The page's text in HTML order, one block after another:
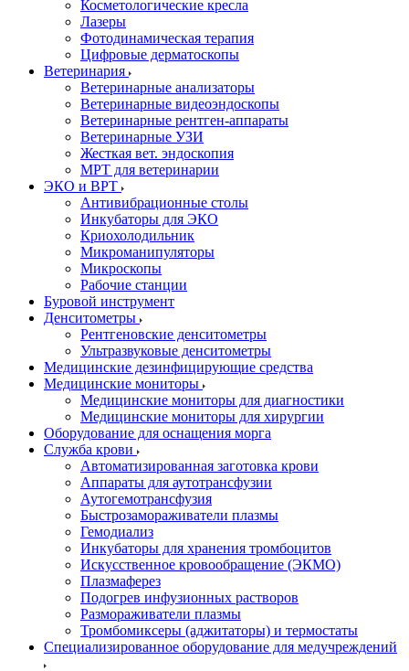
Косметологические кресла
Лазеры
Фотодинамическая терапия
Цифровые дерматоскопы
Ветеринария
Ветеринарные анализаторы
Ветеринарные видеоэндоскопы
Ветеринарные рентген-аппараты
Ветеринарные УЗИ
Жесткая вет. эндоскопия
МРТ для ветеринарии
ЭКО и ВРТ
Антивибрационные столы
Инкубаторы для ЭКО
Криохолодильник
Микроманипуляторы
Микроскопы
Рабочие станции
Буровой инструмент
Денситометры
Рентгеновские денситометры
Ультразвуковые денситометры
Медицинские дезинфицирующие средства
Медицинские мониторы
Медицинские мониторы для диагностики
Медицинские мониторы для хирургии
Оборудование для оснащения морга
Служба крови
Автоматизированная заготовка крови
Аппараты для аутотрансфузии
Аутогемотрансфузия
Быстрозамораживатели плазмы
Гемодиализ
Инкубаторы для хранения тромбоцитов
Искусственное кровообращение (ЭКМО)
Плазмаферез
Подогрев инфузионных растворов
Размораживатели плазмы
Тромбомиксеры (аджитаторы) и термостаты
Специализированное оборудование для медучреждений